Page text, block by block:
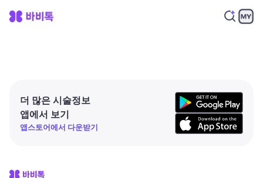
더 많은 시술정보
앱에서 보기
앱스토어에서 다운받기